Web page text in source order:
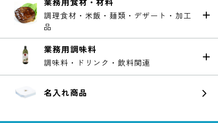
業務用食材・材料
調理食材・米飯・麺類・デザート・加工
品
業務用調味料
調味料・ドリンク・飲料関連
名入れ商品